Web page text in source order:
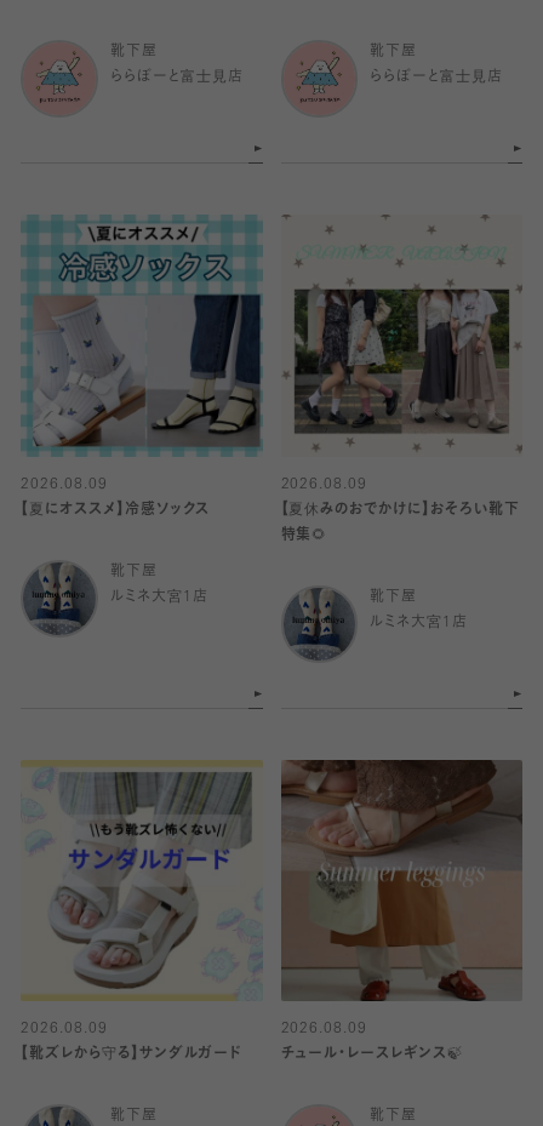
靴下屋
ららぽーと富士見店
靴下屋
ららぽーと富士見店
2026.08.09
【夏にオススメ】冷感ソックス
靴下屋
ルミネ大宮1店
2026.08.09
【夏休みのおでかけに】おそろい靴下
特集🌻
靴下屋
ルミネ大宮1店
2026.08.09
【靴ズレから守る】サンダルガード
靴下屋
2026.08.09
チュール・レースレギンス🍃
靴下屋